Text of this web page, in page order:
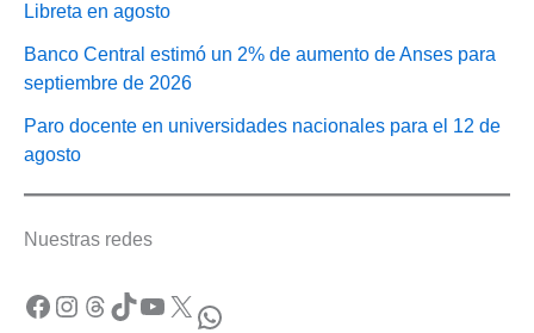
Libreta en agosto
Banco Central estimó un 2% de aumento de Anses para
septiembre de 2026
Paro docente en universidades nacionales para el 12 de
agosto
Nuestras redes
Facebook Instagram Threads TikTok YouTube X WhatsApp